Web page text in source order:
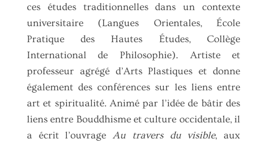
ces études traditionnelles dans un contexte
universitaire (Langues Orientales, École
Pratique des Hautes Études, Collège
International de Philosophie). Artiste et
professeur agrégé d’Arts Plastiques et donne
également des conférences sur les liens entre
art et spiritualité. Animé par l’idée de bâtir des
liens entre Bouddhisme et culture occidentale, il
a écrit l’ouvrageAu travers du visible, aux